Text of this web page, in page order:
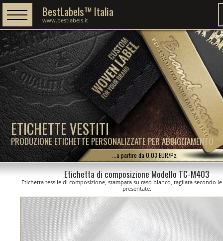
ETICHETTE VESTITI
PRODUZIONE ETICHETTE PERSONALIZZATE PER ABBIGLIAMENTO
BestLabels™ Italia
www.bestlabels.it
...a partire da 0,03 EUR/Pz.
Etichetta di composizione Modello TC-M403
Etichetta tessile di composizione, stampata su raso bianco, tagliata secondo
presentate.